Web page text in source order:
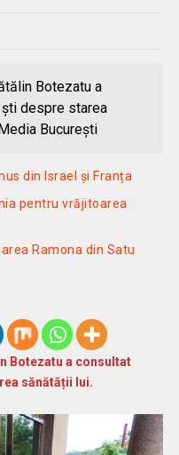
Botezatu a
despre starea
București
din Israel și Franța
pentru vrăjitoarea
Ramona din Satu
Botezatu a consultat
sănătății lui.